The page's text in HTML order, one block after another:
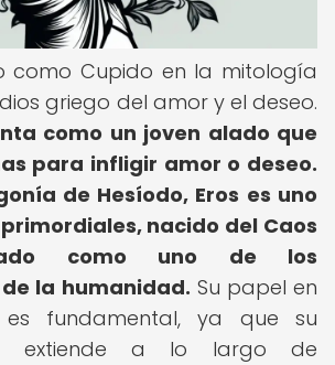
como Cupido en la mitología
griego del amor y el deseo.
como un joven alado que
para infligir amor o deseo.
de Hesíodo, Eros es uno
nacido del Caos
como uno de los
la humanidad. Su papel en
fundamental, ya que su
extiende a lo largo de